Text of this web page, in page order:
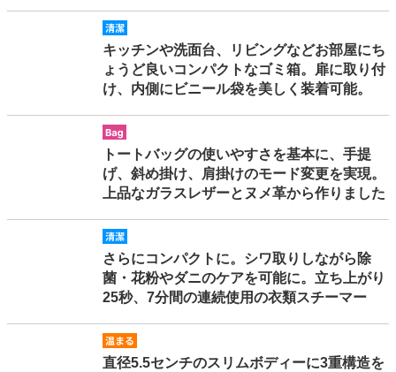
キッチンや洗面台、リビングなどお部屋にち
ょうど良いコンパクトなゴミ箱。扉に取り付
け、内側にビニール袋を美しく装着可能。
トートバッグの使いやすさを基本に、手提
げ、斜め掛け、肩掛けのモード変更を実現。
上品なガラスレザーとヌメ革から作りました
さらにコンパクトに。シワ取りしながら除
菌・花粉やダニのケアを可能に。立ち上がり
25秒、7分間の連続使用の衣類スチーマー
直径5.5センチのスリムボディーに3重構造を